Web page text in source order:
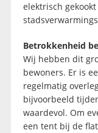
elektrisch
Betrokkenheid
Wij hebben dit
bewoners. Er is
regelmatig
bijvoorbeeld
waardevol. Om
een tent bij de